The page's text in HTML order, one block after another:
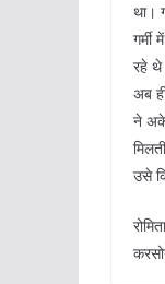
था।
रहे
अब
ने
उसे